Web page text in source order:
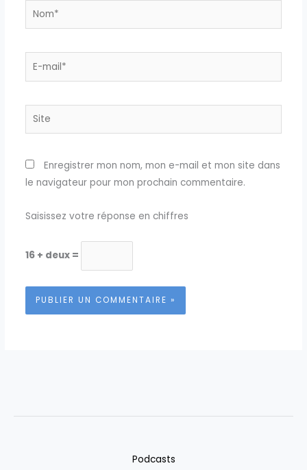
Nom*
E-
Site
Enregistrer mon nom, mon e-mail et mon site dans
le navigateur pour mon prochain commentaire.
Saisissez votre réponse en chiffres
16 + deux =
Podcasts